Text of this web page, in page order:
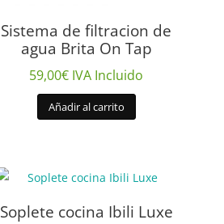
Sistema de filtracion de
agua Brita On Tap
59,00€ IVA Incluido
Añadir al carrito
Soplete cocina Ibili Luxe